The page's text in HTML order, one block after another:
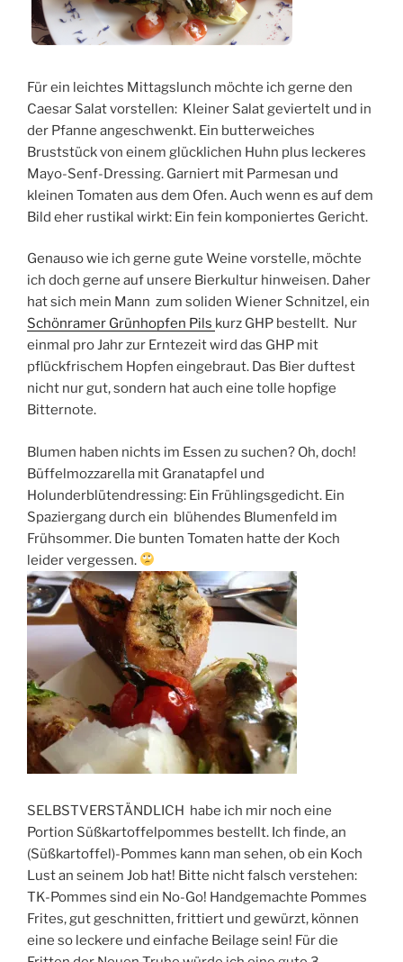
Für ein leichtes Mittagslunch möchte ich gerne den
Caesar Salat vorstellen: Kleiner Salat geviertelt und in
der Pfanne angeschwenkt. Ein butterweiches
Bruststück von einem glücklichen Huhn plus leckeres
Mayo-Senf-Dressing. Garniert mit Parmesan und
kleinen Tomaten aus dem Ofen. Auch wenn es auf dem
Bild eher rustikal wirkt: Ein fein komponiertes Gericht.
Genauso wie ich gerne gute Weine vorstelle, möchte
ich doch gerne auf unsere Bierkultur hinweisen. Daher
hat sich mein Mann zum soliden Wiener Schnitzel, ein
Schönramer Grünhopfen Pils kurz GHP bestellt. Nur
einmal pro Jahr zur Erntezeit wird das GHP mit
pflückfrischem Hopfen eingebraut. Das Bier duftest
nicht nur gut, sondern hat auch eine tolle hopfige
Bitternote.
Blumen haben nichts im Essen zu suchen? Oh, doch!
Büffelmozzarella mit Granatapfel und
Holunderblütendressing: Ein Frühlingsgedicht. Ein
Spaziergang durch ein blühendes Blumenfeld im
Frühsommer. Die bunten Tomaten hatte der Koch
leider vergessen.
SELBSTVERSTÄNDLICH habe ich mir noch eine
Portion Süßkartoffelpommes bestellt. Ich finde, an
(Süßkartoffel)-Pommes kann man sehen, ob ein Koch
Lust an seinem Job hat! Bitte nicht falsch verstehen:
TK-Pommes sind ein No-Go! Handgemachte Pommes
Frites, gut geschnitten, frittiert und gewürzt, können
eine so leckere und einfache Beilage sein! Für die